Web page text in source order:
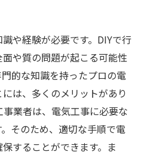
や経験が必要です。DIYで行
や質の問題が起こる可能性
的な知識を持ったプロの電
は、多くのメリットがあり
事業者は、電気工事に必要な
そのため、適切な手順で電
することができます。ま